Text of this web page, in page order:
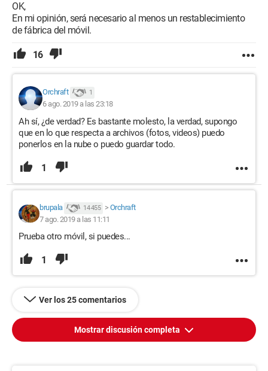
OK,
En mi opinión, será necesario al menos un restablecimiento
de fábrica del móvil.
16
Orchraft 1
6 ago. 2019 a las 23:18
Ah sí, ¿de verdad? Es bastante molesto, la verdad, supongo
que en lo que respecta a archivos (fotos, videos) puedo
ponerlos en la nube o puedo guardar todo.
1
brupala 14 455 > Orchraft
7 ago. 2019 a las 11:11
Prueba otro móvil, si puedes...
1
Ver los 25 comentarios
Mostrar discusión completa